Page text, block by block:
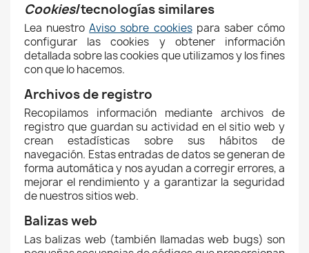
Cookies/tecnologías similares
Lea nuestroAviso sobre cookiespara saber cómo
configurar las cookies y obtener información
detallada sobre las cookies que utilizamos y los fines
con que lo hacemos.
Archivos de registro
Recopilamos información mediante archivos de
registro que guardan su actividad en el sitio web y
crean estadísticas sobre sus hábitos de
navegación. Estas entradas de datos se generan de
forma automática y nos ayudan a corregir errores, a
mejorar el rendimiento y a garantizar la seguridad
de nuestros sitios web.
Balizas web
Las balizas web (también llamadas web bugs) son